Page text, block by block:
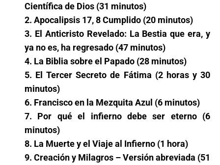
Científica de Dios (31 minutos)
2. Apocalipsis 17, 8 Cumplido (20 minutos)
3. El Anticristo Revelado: La Bestia que era, y
ya no es, ha regresado (47 minutos)
4. La Biblia sobre el Papado (28 minutos)
5. El Tercer Secreto de Fátima (2 horas y 30
minutos)
6. Francisco en la Mezquita Azul (6 minutos)
7. Por qué el infierno debe ser eterno (6
minutos)
8. La Muerte y el Viaje al Infierno (1 hora)
9. Creación y Milagros – Versión abreviada (51